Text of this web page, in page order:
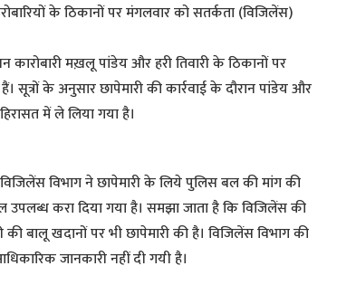
के ठिकानों पर मंगलवार को सतर्कता (विजिलेंस)
कारोबारी मख़लू पांडेय और हरी तिवारी के ठिकानों पर
सूत्रों के अनुसार छापेमारी की कार्रवाई के दौरान पांडेय और
में ले लिया गया है।
विभाग ने छापेमारी के लिये पुलिस बल की मांग की
करा दिया गया है। समझा जाता है कि विजिलेंस की
बालू खदानों पर भी छापेमारी की है। विजिलेंस विभाग की
जानकारी नहीं दी गयी है।